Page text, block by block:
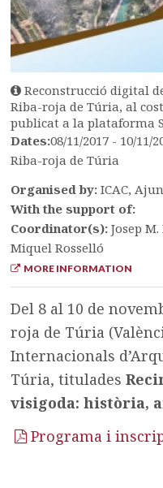
Reconstrucció digital
Riba-roja de Túria, al
publicat a la plataforma
Dates:08/11/2017 - 10/11/
Riba-roja de Túria
Organised by:ICAC,
With the support of:
Coordinator(s):Josep
Miquel Rosselló
MORE INFORMATION
Del 8 al 10 de
roja de Túria
Internacionals
Túria, titulades
visigoda:
Programa i